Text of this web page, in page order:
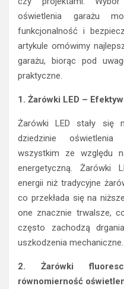
oświetlenia garażu
funkcjonalność i
artykule omówimy
garażu, biorąc pod
praktyczne.
1. Żarówki LED –
Żarówki LED stały się
dziedzinie
wszystkim ze względu
energetyczną. Żarówki
energii niż tradycyjne
co przekłada się na
one znacznie trwalsze,
często zachodzą
uszkodzenia mechaniczne.
2. Żarówki
równomierność